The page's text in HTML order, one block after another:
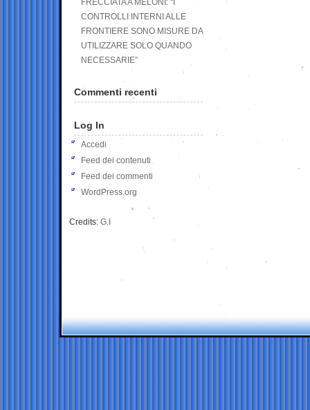
FRECCIATA A MELONI: “I
CONTROLLI INTERNI ALLE
FRONTIERE SONO MISURE DA
UTILIZZARE SOLO QUANDO
NECESSARIE”
Commenti recenti
Log In
Accedi
Feed dei contenuti
Feed dei commenti
WordPress.org
Credits: G.I